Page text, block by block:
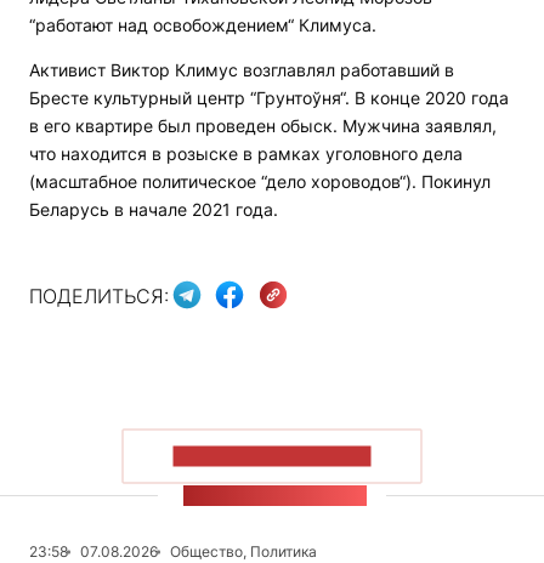
“работают над освобождением“ Климуса.
Активист Виктор Климус возглавлял работавший в
Бресте культурный центр “Грунтоўня“. В конце 2020 года
в его квартире был проведен обыск. Мужчина заявлял,
что находится в розыске в рамках уголовного дела
(масштабное политическое “дело хороводов“). Покинул
Беларусь в начале 2021 года.
ПОДЕЛИТЬСЯ:
23:58 07.08.2026
Общество, Политика